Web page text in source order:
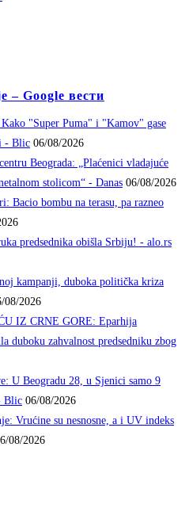
– Google вести
"Super Puma" i "Kamov" gase
- Blic 06/08/2026
Beograda: „Plaćenici vladajuće
stolicom“ - Danas 06/08/2026
Bacio bombu na terasu, pa razneo
predsednika obišla Srbiju! - alo.rs
kampanji, duboka politička kriza
08/2026
IZ CRNE GORE: Eparhija
duboku zahvalnost predsedniku zbog
U Beogradu 28, u Sjenici samo 9
Blic 06/08/2026
Vrućine su nesnosne, a i UV indeks
08/2026